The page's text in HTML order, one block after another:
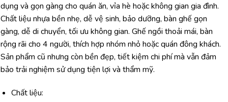
dụng và gọn gàng cho quán ăn, vỉa hè hoặc không gian gia đình.
Chất liệu nhựa bền nhẹ, dễ vệ sinh, bảo dưỡng, bàn ghế gọn
gàng, dễ di chuyển, tối ưu không gian. Ghế ngồi thoải mái, bàn
rộng rãi cho 4 người, thích hợp nhóm nhỏ hoặc quán đông khách.
Sản phẩm cũ nhưng còn bền đẹp, tiết kiệm chi phí mà vẫn đảm
bảo trải nghiệm sử dụng tiện lợi và thẩm mỹ.
Chất liệu: